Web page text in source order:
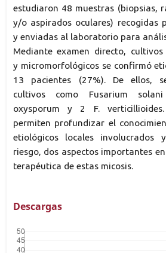
estudiaron 48 muestras (biopsias,
y/o aspirados oculares) recogidas
y enviadas al laboratorio para
Mediante examen directo,
y micromorfológicos se confirmó
13 pacientes (27%). De ellos,
cultivos como Fusarium
oxysporum y 2 F.
permiten profundizar el
etiológicos locales involucrados
riesgo, dos aspectos importantes
terapéutica de estas micosis.
Descargas